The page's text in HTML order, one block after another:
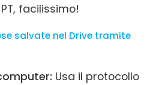
facilissimo!
salvate nel Drive tramite
Usa il protocollo